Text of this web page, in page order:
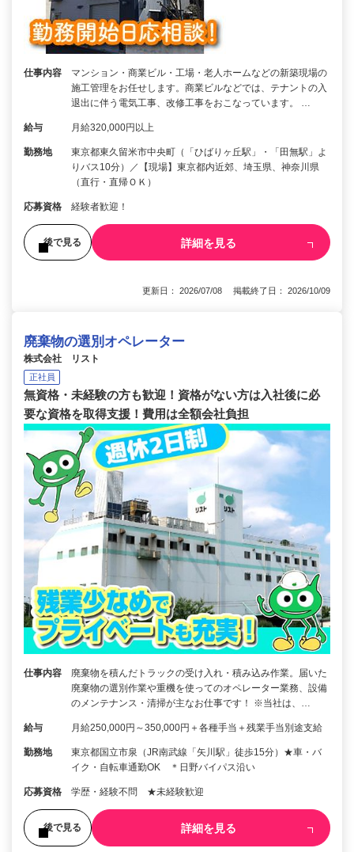
仕事内容
マンション・商業ビル・工場・老人ホームなどの新築現場の
施工管理をお任せします。商業ビルなどでは、テナントの入
退出に伴う電気工事、改修工事をおこなっています。 …
給与 月給320,000円以上
勤務地
東京都東久留米市中央町（「ひばりヶ丘駅」・「田無駅」よ
りバス10分）／【現場】東京都内近郊、埼玉県、神奈川県
（直行・直帰ＯＫ）
応募資格 経験者歓迎！
後で見る 詳細を見る
更新日： 2026/07/08 掲載終了日： 2026/10/09
廃棄物の選別オペレーター
株式会社 リスト
正社員
無資格・未経験の方も歓迎！資格がない方は入社後に必
要な資格を取得支援！費用は全額会社負担
仕事内容
廃棄物を積んだトラックの受け入れ・積み込み作業。届いた
廃棄物の選別作業や重機を使ってのオペレーター業務、設備
のメンテナンス・清掃が主なお仕事です！ ※当社は、…
給与 月給250,000円～350,000円＋各種手当＋残業手当別途支給
勤務地
東京都国立市泉（JR南武線「矢川駅」徒歩15分）★車・バ
イク・自転車通勤OK ＊日野バイパス沿い
応募資格 学歴・経験不問 ★未経験歓迎
後で見る 詳細を見る